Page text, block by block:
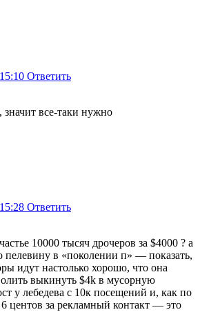
Ответить
значит все-таки нужно
Ответить
10000 тысяч дрочеров за $4000 ? а
пелевину в «поколении п» — показать,
идут настолько хорошо, что она
выкинуть $4k в мусорную
у лебедева с 10к посещений и, как по
центов за рекламный контакт — это